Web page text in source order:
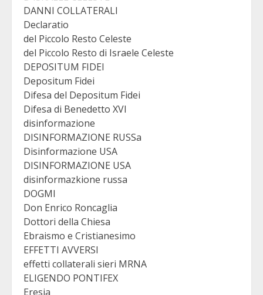
DANNI COLLATERALI
Declaratio
del Piccolo Resto Celeste
del Piccolo Resto di Israele Celeste
DEPOSITUM FIDEI
Depositum Fidei
Difesa del Depositum Fidei
Difesa di Benedetto XVI
disinformazione
DISINFORMAZIONE RUSSa
Disinformazione USA
DISINFORMAZIONE USA
disinformazkione russa
DOGMI
Don Enrico Roncaglia
Dottori della Chiesa
Ebraismo e Cristianesimo
EFFETTI AVVERSI
effetti collaterali sieri MRNA
ELIGENDO PONTIFEX
Eresia